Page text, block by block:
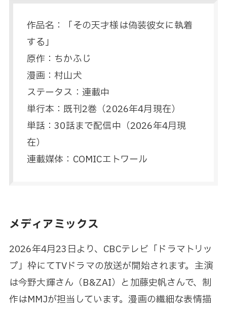
作品名：「その天才様は偽装彼女に執着
する」
原作：ちかふじ
漫画：村山犬
ステータス：連載中
単行本：既刊2巻（2026年4月現在）
単話：30話まで配信中（2026年4月現
在）
連載媒体：COMICエトワール
メディアミックス
2026年4月23日より、CBCテレビ「ドラマトリッ
プ」枠にてTVドラマの放送が開始されます。主演
は今野大輝さん（B&ZAI）と加藤史帆さんで、制
作はMMJが担当しています。漫画の繊細な表情描